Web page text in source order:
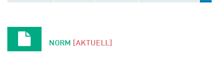
NORM [AKTUELL]